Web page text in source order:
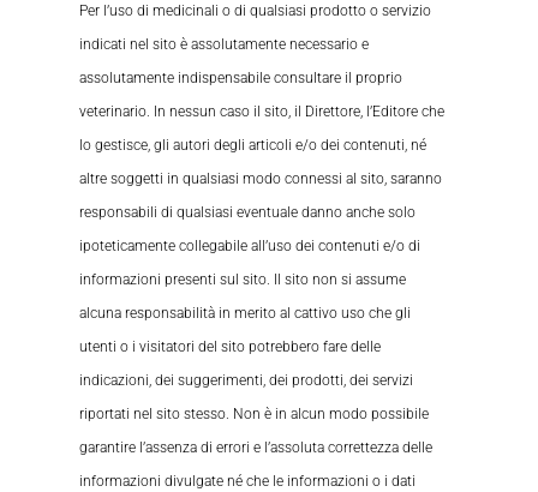
Per l’uso di medicinali o di qualsiasi prodotto o servizio
indicati nel sito è assolutamente necessario e
assolutamente indispensabile consultare il proprio
veterinario. In nessun caso il sito, il Direttore, l’Editore che
lo gestisce, gli autori degli articoli e/o dei contenuti, né
altre soggetti in qualsiasi modo connessi al sito, saranno
responsabili di qualsiasi eventuale danno anche solo
ipoteticamente collegabile all’uso dei contenuti e/o di
informazioni presenti sul sito. Il sito non si assume
alcuna responsabilità in merito al cattivo uso che gli
utenti o i visitatori del sito potrebbero fare delle
indicazioni, dei suggerimenti, dei prodotti, dei servizi
riportati nel sito stesso. Non è in alcun modo possibile
garantire l’assenza di errori e l’assoluta correttezza delle
informazioni divulgate né che le informazioni o i dati